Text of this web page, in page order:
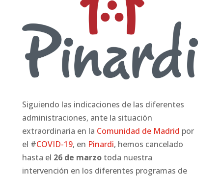
Siguiendo las indicaciones de las diferentes
administraciones, ante la situación
extraordinaria en la Comunidad de Madrid por
el #COVID-19, en Pinardi, hemos cancelado
hasta el 26 de marzotoda nuestra
intervención en los diferentes programas de